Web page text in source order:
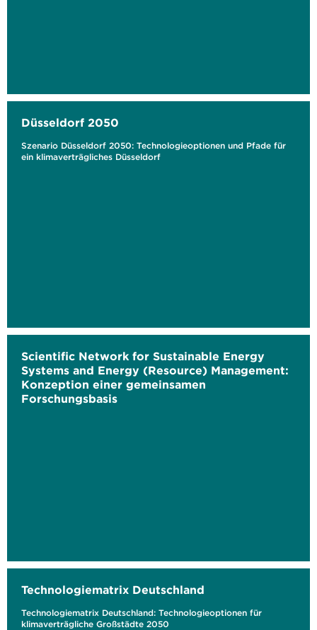
Düsseldorf 2050
Szenario Düsseldorf 2050: Technologieoptionen und Pfade für
ein klimaverträgliches Düsseldorf
Scientific Network for Sustainable Energy
Systems and Energy (Resource) Management:
Konzeption einer gemeinsamen
Forschungsbasis
Technologiematrix Deutschland
Technologiematrix Deutschland: Technologieoptionen für
klimaverträgliche Großstädte 2050